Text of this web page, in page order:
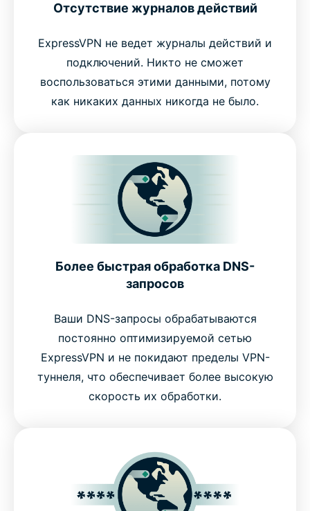
Отсутствие журналов действий
ExpressVPN не ведет журналы действий и
подключений. Никто не сможет
воспользоваться этими данными, потому
как никаких данных никогда не было.
Более быстрая обработка DNS-
запросов
Ваши DNS-запросы обрабатываются
постоянно оптимизируемой сетью
ExpressVPN и не покидают пределы VPN-
туннеля, что обеспечивает более высокую
скорость их обработки.